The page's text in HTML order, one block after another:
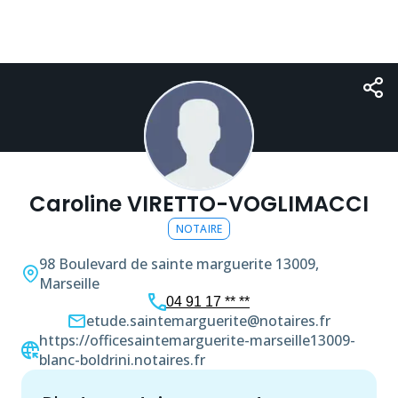
Caroline VIRETTO-VOGLIMACCI
NOTAIRE
98 Boulevard de sainte marguerite 13009,
Marseille
04 91 17 ** **
etude.saintemarguerite@notaires.fr
https://officesaintemarguerite-marseille13009-
blanc-boldrini.notaires.fr